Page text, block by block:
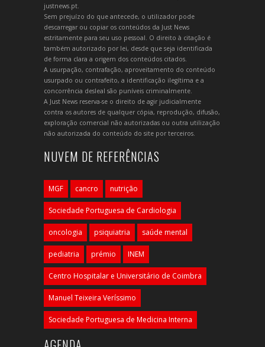
justnews.pt.
Sem prejuízo do que antecede, o utilizador pode
descarregar ou copiar os conteúdos da Just News
estritamente para seu uso pessoal. O direito à citação é
também autorizado por lei, desde que seja identificada
de forma clara a origem dos conteúdos citados.
A usurpação, contrafação, aproveitamento do conteúdo
usurpado ou contrafeito, a identificação ilegítima e a
concorrência desleal são puníveis criminalmente.
A Just News reserva-se o direito de agir judicialmente
contra os autores de qualquer cópia, reprodução, difusão,
exploração comercial não autorizadas ou outra utilização
não autorizada do conteúdo do site por terceiros.
NUVEM DE REFERÊNCIAS
MGF cancro nutrição
Sociedade Portuguesa de Cardiologia
oncologia psiquiatria saúde mental
pediatria prémio INEM
Centro Hospitalar e Universitário de Coimbra
Manuel Teixeira Veríssimo
Sociedade Portuguesa de Medicina Interna